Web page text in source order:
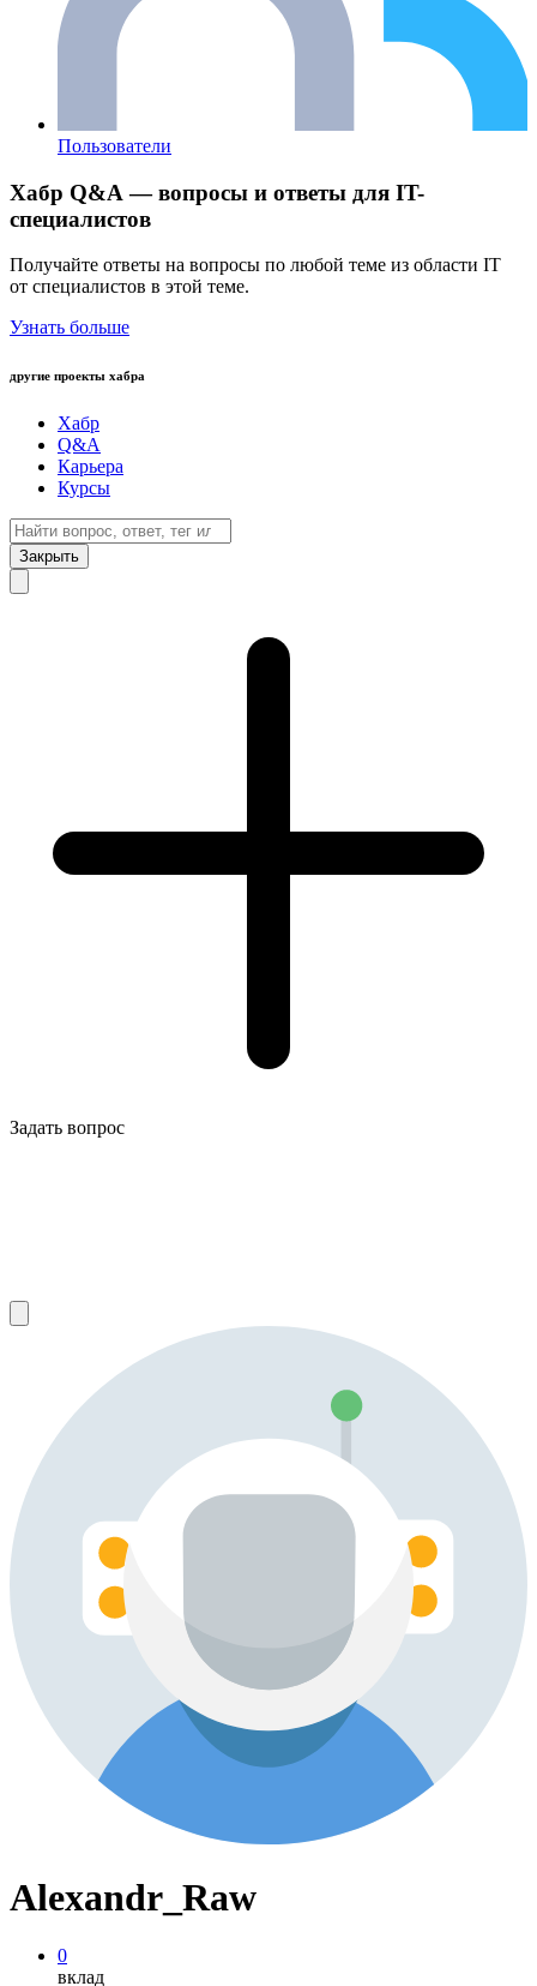
Пользователи
Хабр Q&A — вопросы и ответы для IT-
специалистов
Получайте ответы на вопросы по любой теме из области IT
от специалистов в этой теме.
Узнать больше
другие проекты хабра
Хабр
Q&A
Карьера
Курсы
Закрыть
Задать вопрос
Alexandr_Raw
0
вклад